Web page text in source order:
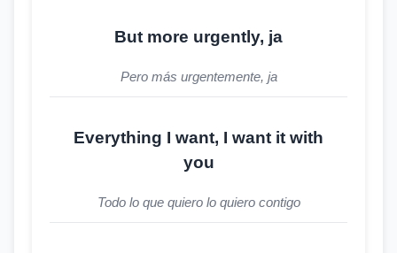
But more urgently, ja
Pero más urgentemente, ja
Everything I want, I want it with
you
Todo lo que quiero lo quiero contigo